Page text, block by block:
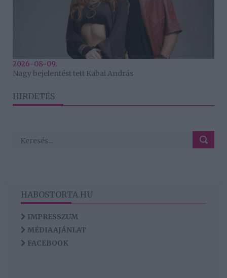
2026-08-09.
Nagy bejelentést tett Kabai András
HIRDETÉS
HABOSTORTA.HU
IMPRESSZUM
MÉDIAAJÁNLAT
FACEBOOK